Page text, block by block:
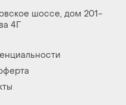
шоссе, дом 201-
4Г